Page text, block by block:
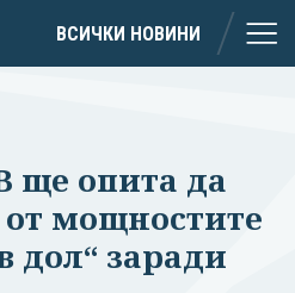
ВСИЧКИ НОВИНИ
ще опита да
от мощностите
дол“ заради